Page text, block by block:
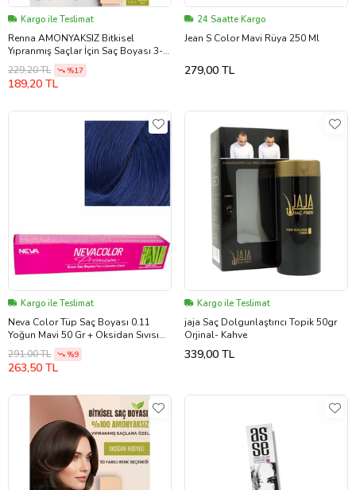
Kargo ile Teslimat
Renna AMONYAKSIZ Bitkisel
Yıpranmış Saçlar İçin Saç Boyası 3-0
KOYU KAHVE 60ml
229,20 TL %17
189,20 TL
24 Saatte Kargo
Jean S Color Mavi Rüya 250 Ml
279,00 TL
Kargo ile Teslimat
Neva Color Tüp Saç Boyası 0.11
Yoğun Mavi 50 Gr + Oksidan Sıvısı
50 Ml
291,00 TL %9
263,50 TL
Kargo ile Teslimat
jaja Saç Dolgunlaştırıcı Topik 50gr
Orjinal- Kahve
339,00 TL